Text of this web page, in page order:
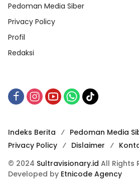
Pedoman Media Siber
Privacy Policy
Profil
Redaksi
Indeks Berita
Pedoman Media
Privacy Policy
Dislaimer
© 2024 Sultravisionary.id All Rights
Developed by Etnicode Agency